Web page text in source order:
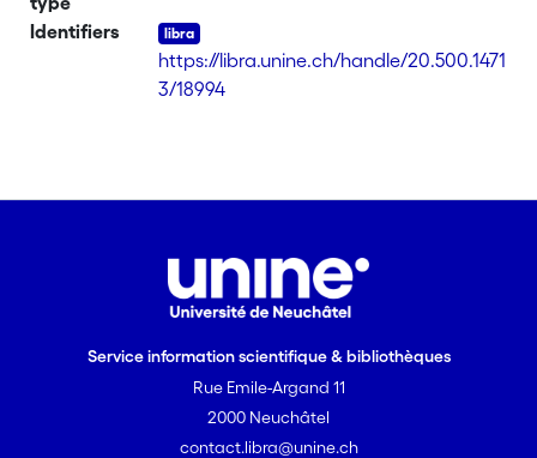
Identifiers
https://libra.unine.ch/handle/20.500.1471
3/18994
Service information scientifique & bibliothèques
Rue Emile-Argand 11
2000 Neuchâtel
contact.libra@unine.ch